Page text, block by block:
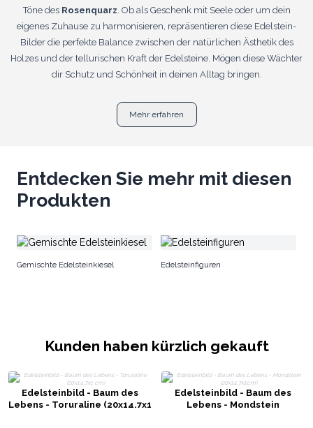
Töne des Rosenquarz . Ob als Geschenk mit Seele oder um dein
eigenes Zuhause zu harmonisieren, repräsentieren diese Edelstein-
Bilder die perfekte Balance zwischen der natürlichen Ästhetik des
Holzes und der tellurischen Kraft der Edelsteine. Mögen diese Wächter
dir Schutz und Schönheit in deinen Alltag bringen.
Mehr erfahren
Entdecken Sie mehr mit diesen
Produkten
Gemischte Edelsteinkiesel Edelsteinfiguren
Kunden haben kürzlich gekauft
Edelsteinbild - Baum des
Lebens - Toruraline (20x14,7x1
Edelsteinbild - Baum des
Lebens - Mondstein